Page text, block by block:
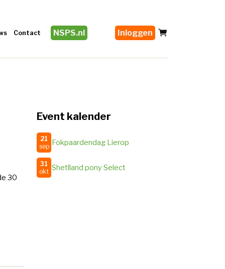
Contact NSPS.nl Inloggen
30
Event kalender
21
sep Fokpaardendag Lierop
31
okt Shetlland pony Select